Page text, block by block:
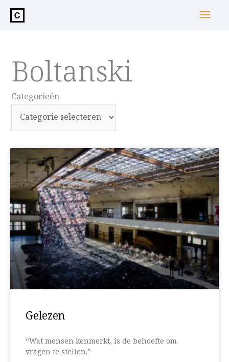
inhoud
Boltanski
Categorieën
Categorieën
Gelezen
“Wat mensen kenmerkt, is de behoefte om
vragen te stellen.”